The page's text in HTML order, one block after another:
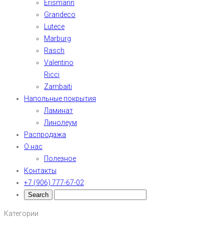
Erismann
Grandeco
Lutece
Marburg
Rasch
Valentino
Ricci
Zambaiti
Напольные покрытия
Ламинат
Линолеум
Распродажа
О нас
Полезное
Контакты
+7 (906) 777-67-02
Категории